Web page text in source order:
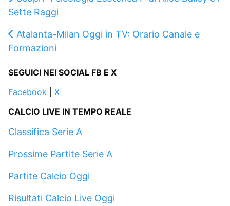
Sette Raggi
Atalanta-Milan Oggi in TV: Orario Canale e
Formazioni
SEGUICI NEI SOCIAL FB E X
Facebook
X
CALCIO LIVE IN TEMPO REALE
Classifica Serie A
Prossime Partite Serie A
Partite Calcio Oggi
Risultati Calcio Live Oggi